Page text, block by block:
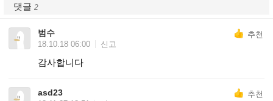
댓글 2
범수
추천
18.10.18 06:00
신고
감사합니다
asd23
추천